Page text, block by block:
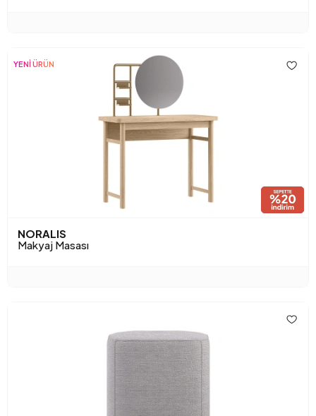
YENİ ÜRÜN
NORALIS
Makyaj Masası